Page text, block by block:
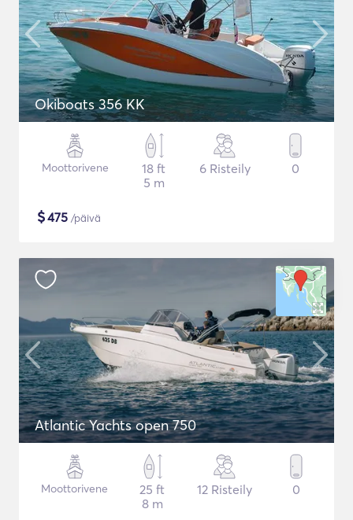
Okiboats 356 KK
Moottorivene
18 ft
5 m
6 Risteily 0
$475 /päivä
Atlantic Yachts open 750
Moottorivene
25 ft
8 m
12 Risteily 0